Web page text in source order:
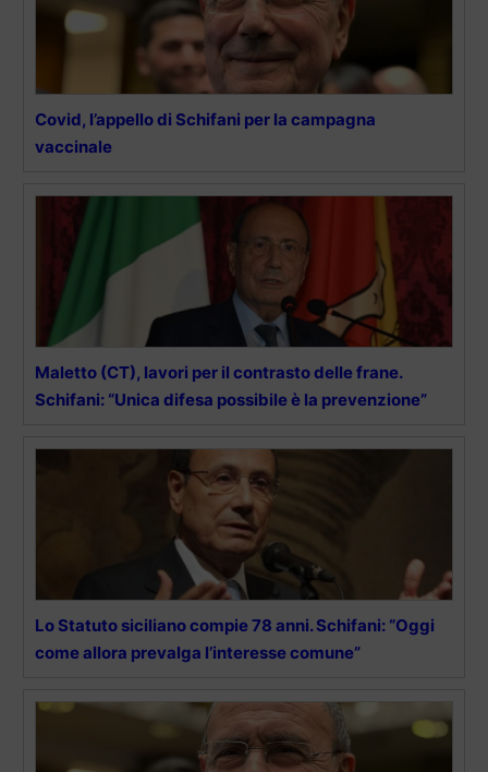
Covid, l’appello di Schifani per la campagna
vaccinale
Maletto (CT), lavori per il contrasto delle frane.
Schifani: “Unica difesa possibile è la prevenzione”
Lo Statuto siciliano compie 78 anni. Schifani: “Oggi
come allora prevalga l’interesse comune”